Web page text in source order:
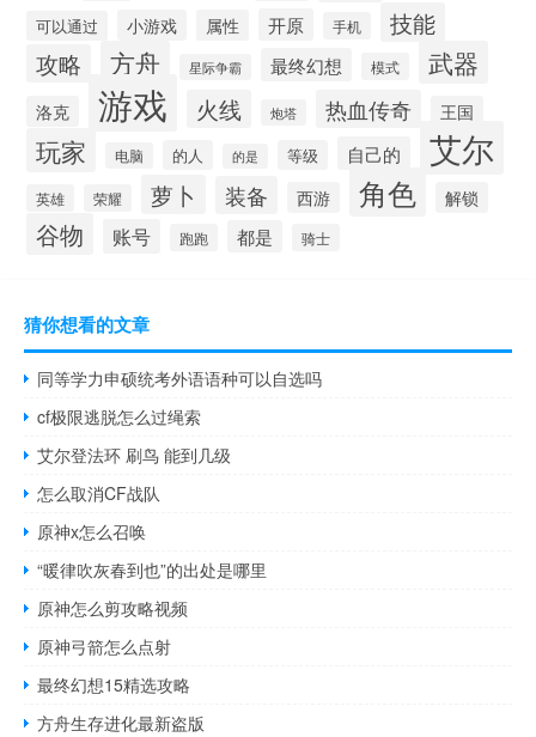
可以通过 小游戏 属性 开原 手机 技能
攻略 方舟 星际争霸 最终幻想 模式 武器
洛克 游戏 火线 炮塔 热血传奇 王国
玩家 电脑 的人 的是 等级 自己的 艾尔
英雄 荣耀 萝卜 装备 西游 角色 解锁
谷物 账号 跑跑 都是 骑士
猜你想看的文章
同等学力申硕统考外语语种可以自选吗
cf极限逃脱怎么过绳索
艾尔登法环 刷鸟 能到几级
怎么取消CF战队
原神x怎么召唤
“暖律吹灰春到也”的出处是哪里
原神怎么剪攻略视频
原神弓箭怎么点射
最终幻想15精选攻略
方舟生存进化最新盗版